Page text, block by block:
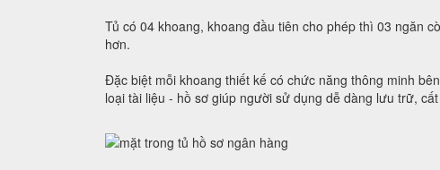
Tủ có 04 khoang, khoang đầu tiên cho phép thì 03 ngăn
hơn.
Đặc biệt mỗi khoang thiết kế có chức năng thông minh
loại tài liệu - hồ sơ giúp người sử dụng dễ dàng lưu trữ,